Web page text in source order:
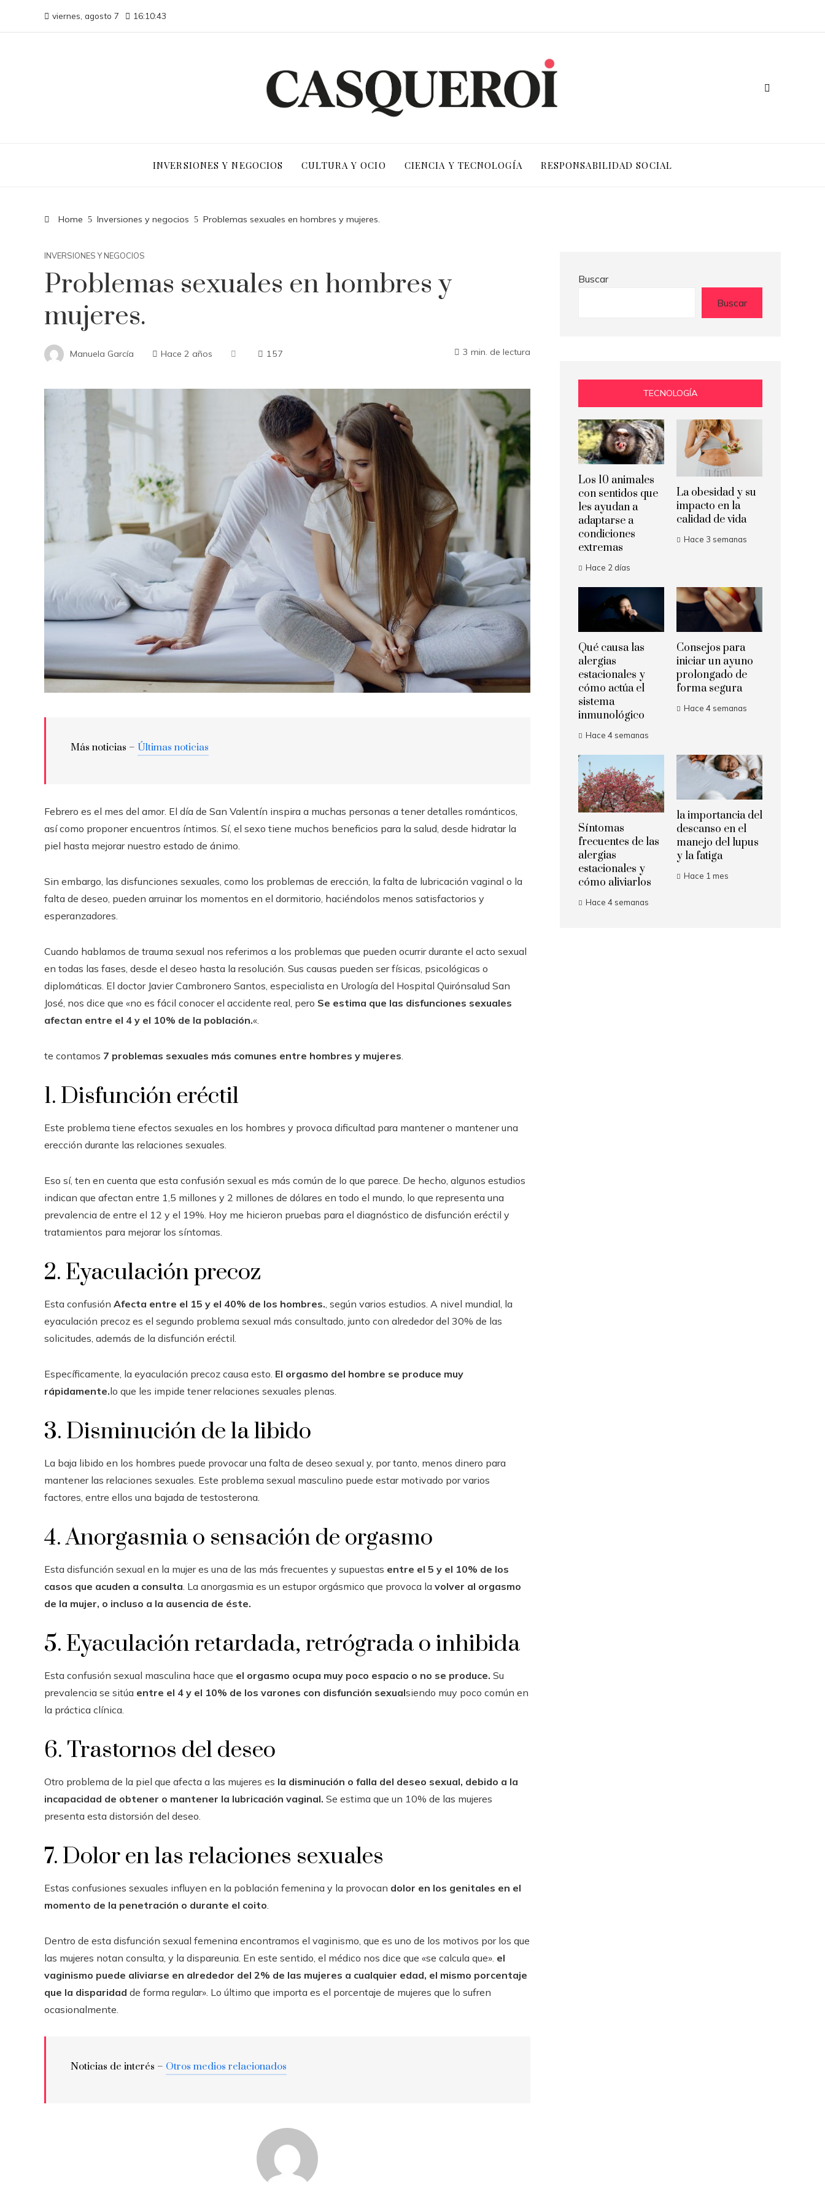
viernes, agosto 7 16:10:44
INVERSIONES Y NEGOCIOS CULTURA Y OCIO CIENCIA Y TECNOLOGÍA RESPONSABILIDAD SOCIAL
Home Inversiones y negocios Problemas sexuales en hombres y mujeres.
INVERSIONES Y NEGOCIOS
Problemas sexuales en hombres y
mujeres.
Manuela García Hace 2 años 157 3 min. de lectura
Más noticias – Últimas noticias
Febrero es el mes del amor. El día de San Valentín inspira a muchas personas a tener detalles románticos,
así como proponer encuentros íntimos. Sí, el sexo tiene muchos beneficios para la salud, desde hidratar la
piel hasta mejorar nuestro estado de ánimo.
Sin embargo, las disfunciones sexuales, como los problemas de erección, la falta de lubricación vaginal o la
falta de deseo, pueden arruinar los momentos en el dormitorio, haciéndolos menos satisfactorios y
esperanzadores.
Cuando hablamos de trauma sexual nos referimos a los problemas que pueden ocurrir durante el acto sexual
en todas las fases, desde el deseo hasta la resolución. Sus causas pueden ser físicas, psicológicas o
diplomáticas. El doctor Javier Cambronero Santos, especialista en Urología del Hospital Quirónsalud San
José, nos dice que «no es fácil conocer el accidente real, pero Se estima que las disfunciones sexuales
afectan entre el 4 y el 10% de la población.«.
te contamos 7 problemas sexuales más comunes entre hombres y mujeres.
1. Disfunción eréctil
Este problema tiene efectos sexuales en los hombres y provoca dificultad para mantener o mantener una
erección durante las relaciones sexuales.
Eso sí, ten en cuenta que esta confusión sexual es más común de lo que parece. De hecho, algunos estudios
indican que afectan entre 1,5 millones y 2 millones de dólares en todo el mundo, lo que representa una
prevalencia de entre el 12 y el 19%. Hoy me hicieron pruebas para el diagnóstico de disfunción eréctil y
tratamientos para mejorar los síntomas.
2. Eyaculación precoz
Esta confusión Afecta entre el 15 y el 40% de los hombres., según varios estudios. A nivel mundial, la
eyaculación precoz es el segundo problema sexual más consultado, junto con alrededor del 30% de las
solicitudes, además de la disfunción eréctil.
Específicamente, la eyaculación precoz causa esto. El orgasmo del hombre se produce muy
rápidamente.lo que les impide tener relaciones sexuales plenas.
3. Disminución de la libido
La baja libido en los hombres puede provocar una falta de deseo sexual y, por tanto, menos dinero para
mantener las relaciones sexuales. Este problema sexual masculino puede estar motivado por varios
factores, entre ellos una bajada de testosterona.
4. Anorgasmia o sensación de orgasmo
Esta disfunción sexual en la mujer es una de las más frecuentes y supuestas entre el 5 y el 10% de los
casos que acuden a consulta. La anorgasmia es un estupor orgásmico que provoca la volver al orgasmo
de la mujer, o incluso a la ausencia de éste.
5. Eyaculación retardada, retrógrada o inhibida
Esta confusión sexual masculina hace que el orgasmo ocupa muy poco espacio o no se produce. Su
prevalencia se sitúa entre el 4 y el 10% de los varones con disfunción sexualsiendo muy poco común en
la práctica clínica.
6. Trastornos del deseo
Otro problema de la piel que afecta a las mujeres es la disminución o falla del deseo sexual, debido a la
incapacidad de obtener o mantener la lubricación vaginal. Se estima que un 10% de las mujeres
presenta esta distorsión del deseo.
7. Dolor en las relaciones sexuales
Estas confusiones sexuales influyen en la población femenina y la provocan dolor en los genitales en el
momento de la penetración o durante el coito.
Dentro de esta disfunción sexual femenina encontramos el vaginismo, que es uno de los motivos por los que
las mujeres notan consulta, y la dispareunia. En este sentido, el médico nos dice que «se calcula que». el
vaginismo puede aliviarse en alrededor del 2% de las mujeres a cualquier edad, el mismo porcentaje
que la disparidad de forma regular». Lo último que importa es el porcentaje de mujeres que lo sufren
ocasionalmente.
Noticias de interés – Otros medios relacionados
Buscar
Buscar
TECNOLOGÍA
Los 10 animales
con sentidos que
les ayudan a
adaptarse a
condiciones
extremas
Hace 2 días
La obesidad y su
impacto en la
calidad de vida
Hace 3 semanas
Qué causa las
alergias
estacionales y
cómo actúa el
sistema
inmunológico
Hace 4 semanas
Consejos para
iniciar un ayuno
prolongado de
forma segura
Hace 4 semanas
Síntomas
frecuentes de las
alergias
estacionales y
cómo aliviarlos
Hace 4 semanas
la importancia del
descanso en el
manejo del lupus
y la fatiga
Hace 1 mes